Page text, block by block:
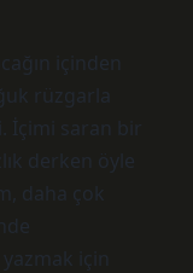
içinden
rüzgarla
İçimi saran bir
derken öyle
daha çok
için